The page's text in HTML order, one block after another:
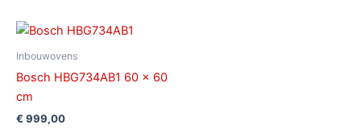
Inbouwovens
Bosch HBG734AB1 60 x 60
cm
€ 999,00